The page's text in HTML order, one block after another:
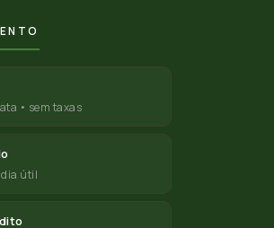
• sem taxas
dia útil